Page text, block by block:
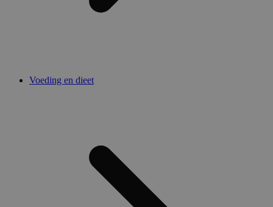
Voeding en dieet